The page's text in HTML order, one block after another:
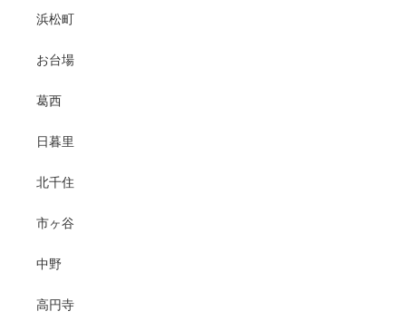
浜松町
お台場
葛西
日暮里
北千住
市ヶ谷
中野
高円寺